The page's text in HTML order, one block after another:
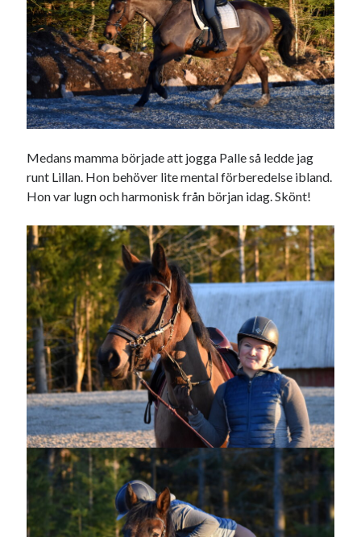
december 2024
november 2024
oktober 2024
september 2024
augusti 2024
juli 2024
juni 2024
april 2024
mars 2024
februari 2024
december 2023
november 2023
oktober 2023
september 2023
augusti 2023
juli 2023
juni 2023
maj 2023
april 2023
mars 2023
februari 2023
januari 2023
december 2022
november 2022
oktober 2022
september 2022
Medans mamma började att jogga Palle så ledde jag
runt Lillan. Hon behöver lite mental förberedelse ibland.
Hon var lugn och harmonisk från början idag. Skönt!